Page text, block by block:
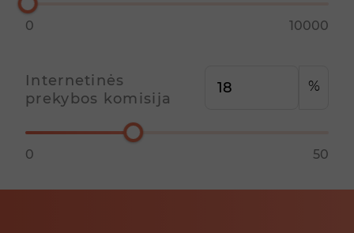
0 10000
Internetinės
prekybos komisija
%
0 50